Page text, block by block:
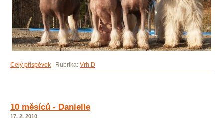
Celý příspěvek Rubrika: Vrh D
10 měsíců - Danielle
17. 2. 2010